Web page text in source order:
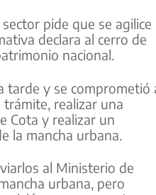
pide que se agilice
declara al cerro de
nacional.
tarde y se comprometió
realizar una
Cota y realizar un
la mancha urbana.
al Ministerio de
urbana, pero